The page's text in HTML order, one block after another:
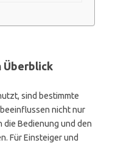
Überblick
sind bestimmte
nicht nur
die Bedienung und den
Für Einsteiger und